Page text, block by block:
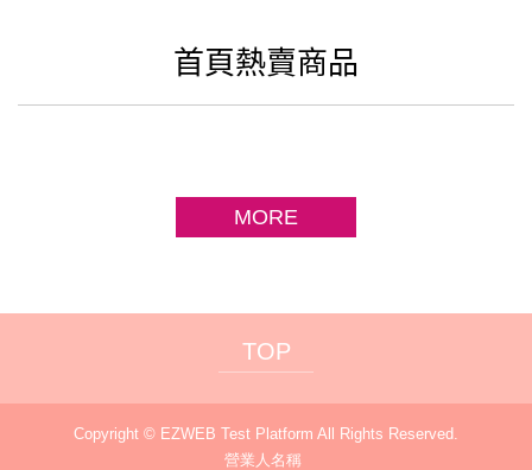
首頁熱賣商品
MORE
TOP
Copyright © EZWEB Test Platform All Rights Reserved.
營業人名稱